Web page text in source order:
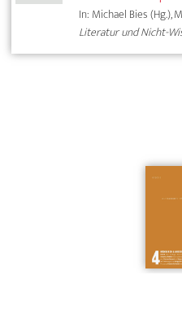
In: Michael Bies (Hg.),
Literatur und Nicht-